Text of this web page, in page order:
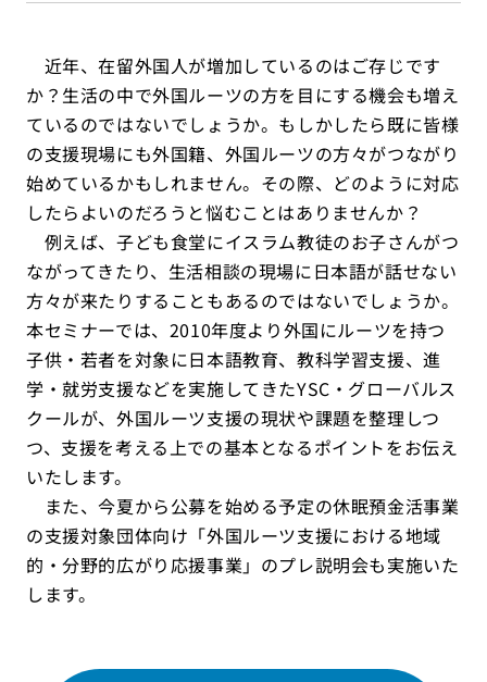
近年、在留外国人が増加しているのはご存じです
か？生活の中で外国ルーツの方を目にする機会も増え
ているのではないでしょうか。もしかしたら既に皆様
の支援現場にも外国籍、外国ルーツの方々がつながり
始めているかもしれません。その際、どのように対応
したらよいのだろうと悩むことはありませんか？
例えば、子ども食堂にイスラム教徒のお子さんがつ
ながってきたり、生活相談の現場に日本語が話せない
方々が来たりすることもあるのではないでしょうか。
本セミナーでは、2010年度より外国にルーツを持つ
子供・若者を対象に日本語教育、教科学習支援、進
学・就労支援などを実施してきたYSC・グローバルス
クールが、外国ルーツ支援の現状や課題を整理しつ
つ、支援を考える上での基本となるポイントをお伝え
いたします。
また、今夏から公募を始める予定の休眠預金活事業
の支援対象団体向け「外国ルーツ支援における地域
的・分野的広がり応援事業」のプレ説明会も実施いた
します。